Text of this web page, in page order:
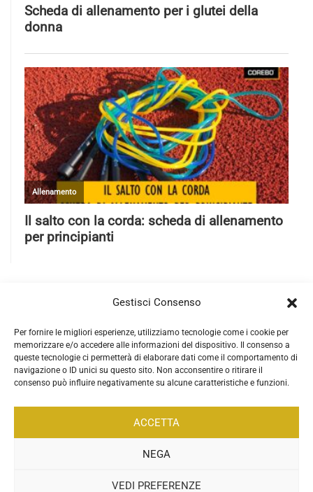
Gestisci Consenso
Per fornire le migliori esperienze, utilizziamo tecnologie come i cookie per
memorizzare e/o accedere alle informazioni del dispositivo. Il consenso a
queste tecnologie ci permetterà di elaborare dati come il comportamento di
navigazione o ID unici su questo sito. Non acconsentire o ritirare il
consenso può influire negativamente su alcune caratteristiche e funzioni.
ACCETTA
NEGA
VEDI PREFERENZE